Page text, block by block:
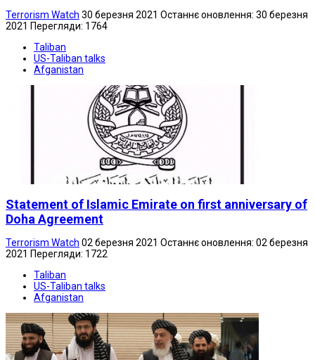
Terrorism Watch 30 березня 2021 Останнє оновлення: 30 березня
2021 Перегляди: 1764
Taliban
US-Taliban talks
Afganistan
Statement of Islamic Emirate on first anniversary of
Doha Agreement
Terrorism Watch 02 березня 2021 Останнє оновлення: 02 березня
2021 Перегляди: 1722
Taliban
US-Taliban talks
Afganistan